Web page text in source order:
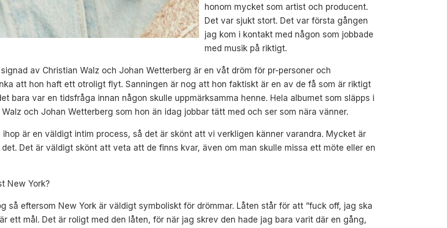
honom mycket som artist och producent.
Det var sjukt stort. Det var första gången
jag kom i kontakt med någon som jobbade
med musik på riktigt.
av Christian Walz och Johan Wetterberg är en våt dröm för pr-personer och
att hon haft ett otroligt flyt. Sanningen är nog att hon faktiskt är en av de få som är riktigt
bara var en tidsfråga innan någon skulle uppmärksamma henne. Hela albumet som släpps i
och Johan Wetterberg som hon än idag jobbar tätt med och ser som nära vänner.
är en väldigt intim process, så det är skönt att vi verkligen känner varandra. Mycket är
Det är väldigt skönt att veta att de finns kvar, även om man skulle missa ett möte eller en
New York?
så eftersom New York är väldigt symboliskt för drömmar. Låten står för att ”fuck off, jag ska
ett mål. Det är roligt med den låten, för när jag skrev den hade jag bara varit där en gång,